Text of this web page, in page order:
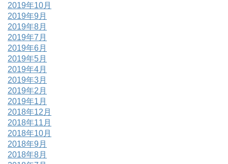
2019年10月
2019年9月
2019年8月
2019年7月
2019年6月
2019年5月
2019年4月
2019年3月
2019年2月
2019年1月
2018年12月
2018年11月
2018年10月
2018年9月
2018年8月